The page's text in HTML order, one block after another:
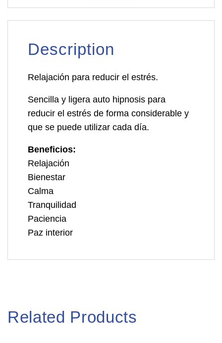
Description
Relajación para reducir el estrés.
Sencilla y ligera auto hipnosis para
reducir el estrés de forma considerable y
que se puede utilizar cada día.
Beneficios:
Relajación
Bienestar
Calma
Tranquilidad
Paciencia
Paz interior
Related Products